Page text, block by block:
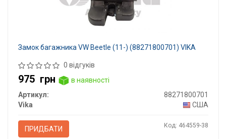
Замок багажника VW Beetle (11-) (88271800701) VIKA
0 відгуків
975 грн
в наявності
Артикул:
88271800701
Vika
США
ПРИДБАТИ Код: 464559-38